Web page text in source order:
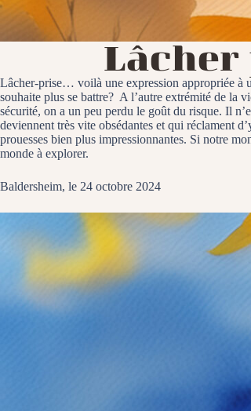
Lâcher
Lâcher-prise… voilà une expression appropriée à
souhaite plus se battre? A l’autre extrémité de la
sécurité, on a un peu perdu le goût du risque. Il
deviennent très vite obsédantes et qui réclament
prouesses bien plus impressionnantes. Si notre
monde à explorer.
Baldersheim, le 24 octobre 2024